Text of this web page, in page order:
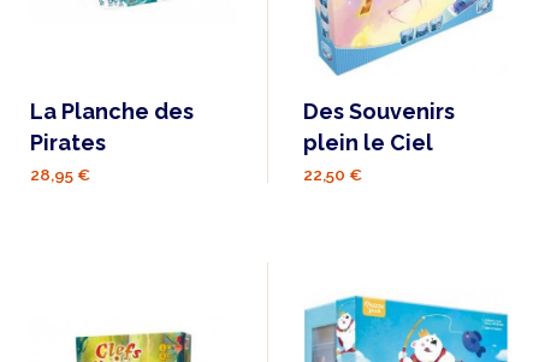
La Planche des
Pirates
28,95 €
Des Souvenirs
plein le Ciel
22,50 €